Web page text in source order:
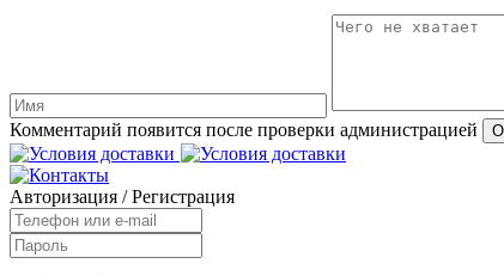
Комментарий появится после проверки администрацией
Авторизация /Регистрация